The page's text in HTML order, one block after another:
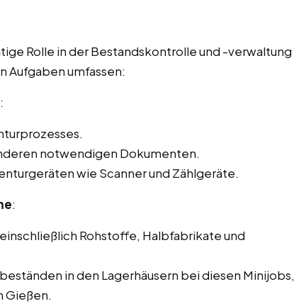
Rolle in der Bestandskontrolle und -verwaltung
Aufgaben umfassen:
:
notwendigen Dokumenten.
wie Scanner und Zählgeräte.
:
Rohstoffe, Halbfabrikate und
in den Lagerhäusern bei diesen Minijobs,
Gießen.